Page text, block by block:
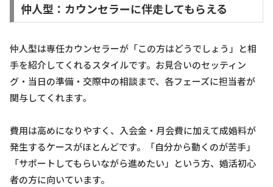
仲人型：カウンセラーに伴走してもらえる
仲人型は専任カウンセラーが「この方はどうでしょう」と相
手を紹介してくれるスタイルです。お見合いのセッティン
グ・当日の準備・交際中の相談まで、各フェーズに担当者が
関与してくれます。
費用は高めになりやすく、入会金・月会費に加えて成婚料が
発生するケースがほとんどです。「自分から動くのが苦手」
「サポートしてもらいながら進めたい」という方、婚活初心
者の方に向いています。